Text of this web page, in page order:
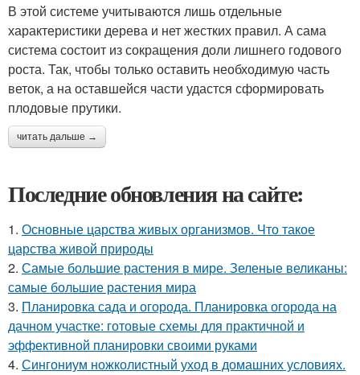
В этой системе учитываются лишь отдельные
характеристики дерева и нет жестких правил. А сама
система состоит из сокращения доли лишнего годового
роста. Так, чтобы только оставить необходимую часть
веток, а на оставшейся части удастся сформировать
плодовые прутики.
читать дальше →
Последние обновления на сайте:
1. Основные царства живых организмов. Что такое
царства живой природы
2. Самые большие растения в мире. Зеленые великаны:
самые большие растения мира
3. Планировка сада и огорода. Планировка огорода на
дачном участке: готовые схемы для практичной и
эффективной планировки своими руками
4. Сингониум ножколистный уход в домашних условиях.